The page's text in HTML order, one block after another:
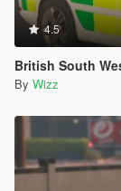
4.5
British South
By Wizz